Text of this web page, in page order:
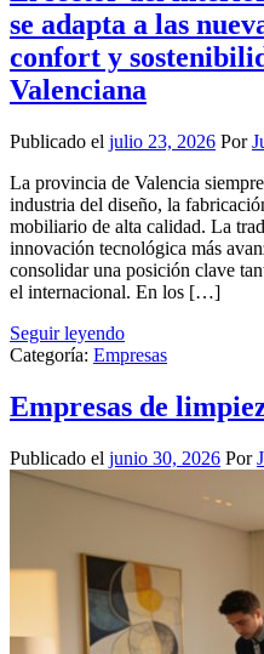
se adapta a las
confort y
Valenciana
Publicado el julio 23, 2026 Por
La provincia de Valencia
industria del diseño, la
mobiliario de alta calidad. La
innovación tecnológica más
consolidar una posición clave
el internacional. En los […]
Seguir leyendo
Categoría: Empresas
Empresas de
Publicado el junio 30, 2026 Por